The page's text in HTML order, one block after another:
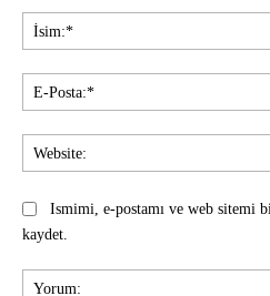
Ismimi, e-postamı ve web sitemi
kaydet.